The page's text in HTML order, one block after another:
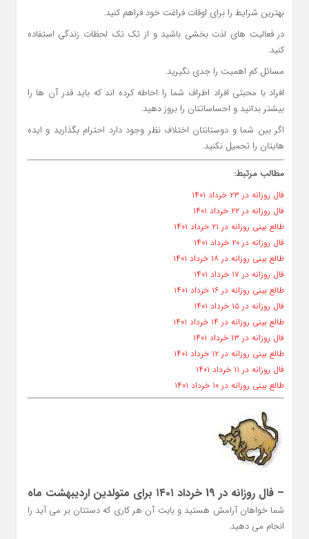
بهترین شرایط را برای اوقات فراغت خود فراهم کنید.
در فعالیت های لذت بخشی باشید و از تک تک لحظات زندگی استفاده
کنید.
مسائل کم اهمیت را جدی نگیرید.
افراد با محبتی افراد اطراف شما را احاطه کرده اند که باید قدر آن ها را
بیشتر بدانید و احساساتتان را بروز دهید.
اگر بین شما و دوستانتان اختلاف نظر وجود دارد احترام بگذارید و ایده
هایتان را تحمیل نکنید.
مطالب مرتبط:
فال روزانه در ۲۳ خرداد ۱۴۰۱
فال روزانه در ۲۲ خرداد ۱۴۰۱
طالع بینی روزانه در ۲۱ خرداد ۱۴۰۱
فال روزانه در ۲۰ خرداد ۱۴۰۱
طالع بینی روزانه در ۱۸ خرداد ۱۴۰۱
فال روزانه در ۱۷ خرداد ۱۴۰۱
طالع بینی روزانه در ۱۶ خرداد ۱۴۰۱
فال روزانه در ۱۵ خرداد ۱۴۰۱
طالع بینی روزانه در ۱۴ خرداد ۱۴۰۱
فال روزانه در ۱۳ خرداد ۱۴۰۱
طالع بینی روزانه در ۱۲ خرداد ۱۴۰۱
فال روزانه در ۱۱ خرداد ۱۴۰۱
طالع بینی روزانه در ۱۰ خرداد ۱۴۰۱
– فال روزانه در 19 خرداد ۱۴۰۱ برای متولدین اردیبهشت ماه
شما خواهان آرامش هستید و بابت آن هر کاری که دستتان بر می آید را
انجام می دهید.